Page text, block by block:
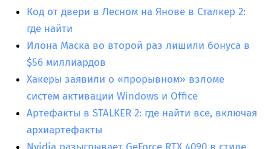
Код от двери в Лесном на Янове в Сталкер 2:
где найти
Илона Маска во второй раз лишили бонуса в
$56 миллиардов
Хакеры заявили о «прорывном» взломе
систем активации Windows и Office
Артефакты в STALKER 2: где найти все, включая
архиартефакты